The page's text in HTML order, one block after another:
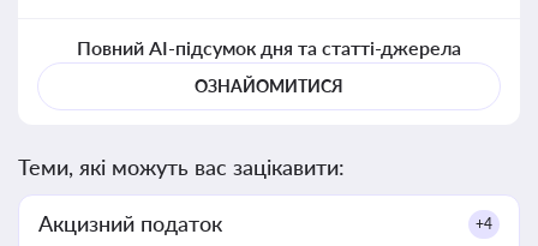
Повний AI-підсумок дня та статті-джерела
ОЗНАЙОМИТИСЯ
Теми, які можуть вас зацікавити:
Акцизний податок +4